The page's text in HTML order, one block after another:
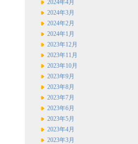
2024年4月
2024年3月
2024年2月
2024年1月
2023年12月
2023年11月
2023年10月
2023年9月
2023年8月
2023年7月
2023年6月
2023年5月
2023年4月
2023年3月